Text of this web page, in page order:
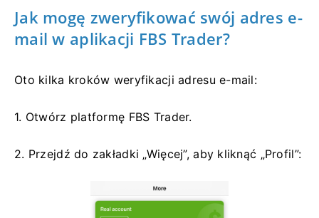
Jak mogę zweryfikować swój adres e-
mail w aplikacji FBS Trader?
Oto kilka kroków weryfikacji adresu e-mail:
1. Otwórz platformę FBS Trader.
2. Przejdź do zakładki „Więcej”, aby kliknąć „Profil”: